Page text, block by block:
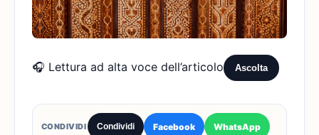
🎧 Lettura ad alta voce dell’articolo Ascolta
CONDIVIDI Condividi Facebook WhatsApp